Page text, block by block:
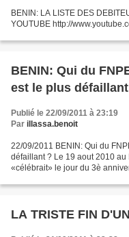
BENIN: LA LISTE DES
YOUTUBE http://
BENIN: Qui du
est le plus
Publié le 22/09/2011 à 23:19
Par illassa.benoit
22/09/2011 BENIN: Qui du
défaillant ? Le 19 aout 2010
«célébrait» le jour du 3è
LA TRISTE FIN